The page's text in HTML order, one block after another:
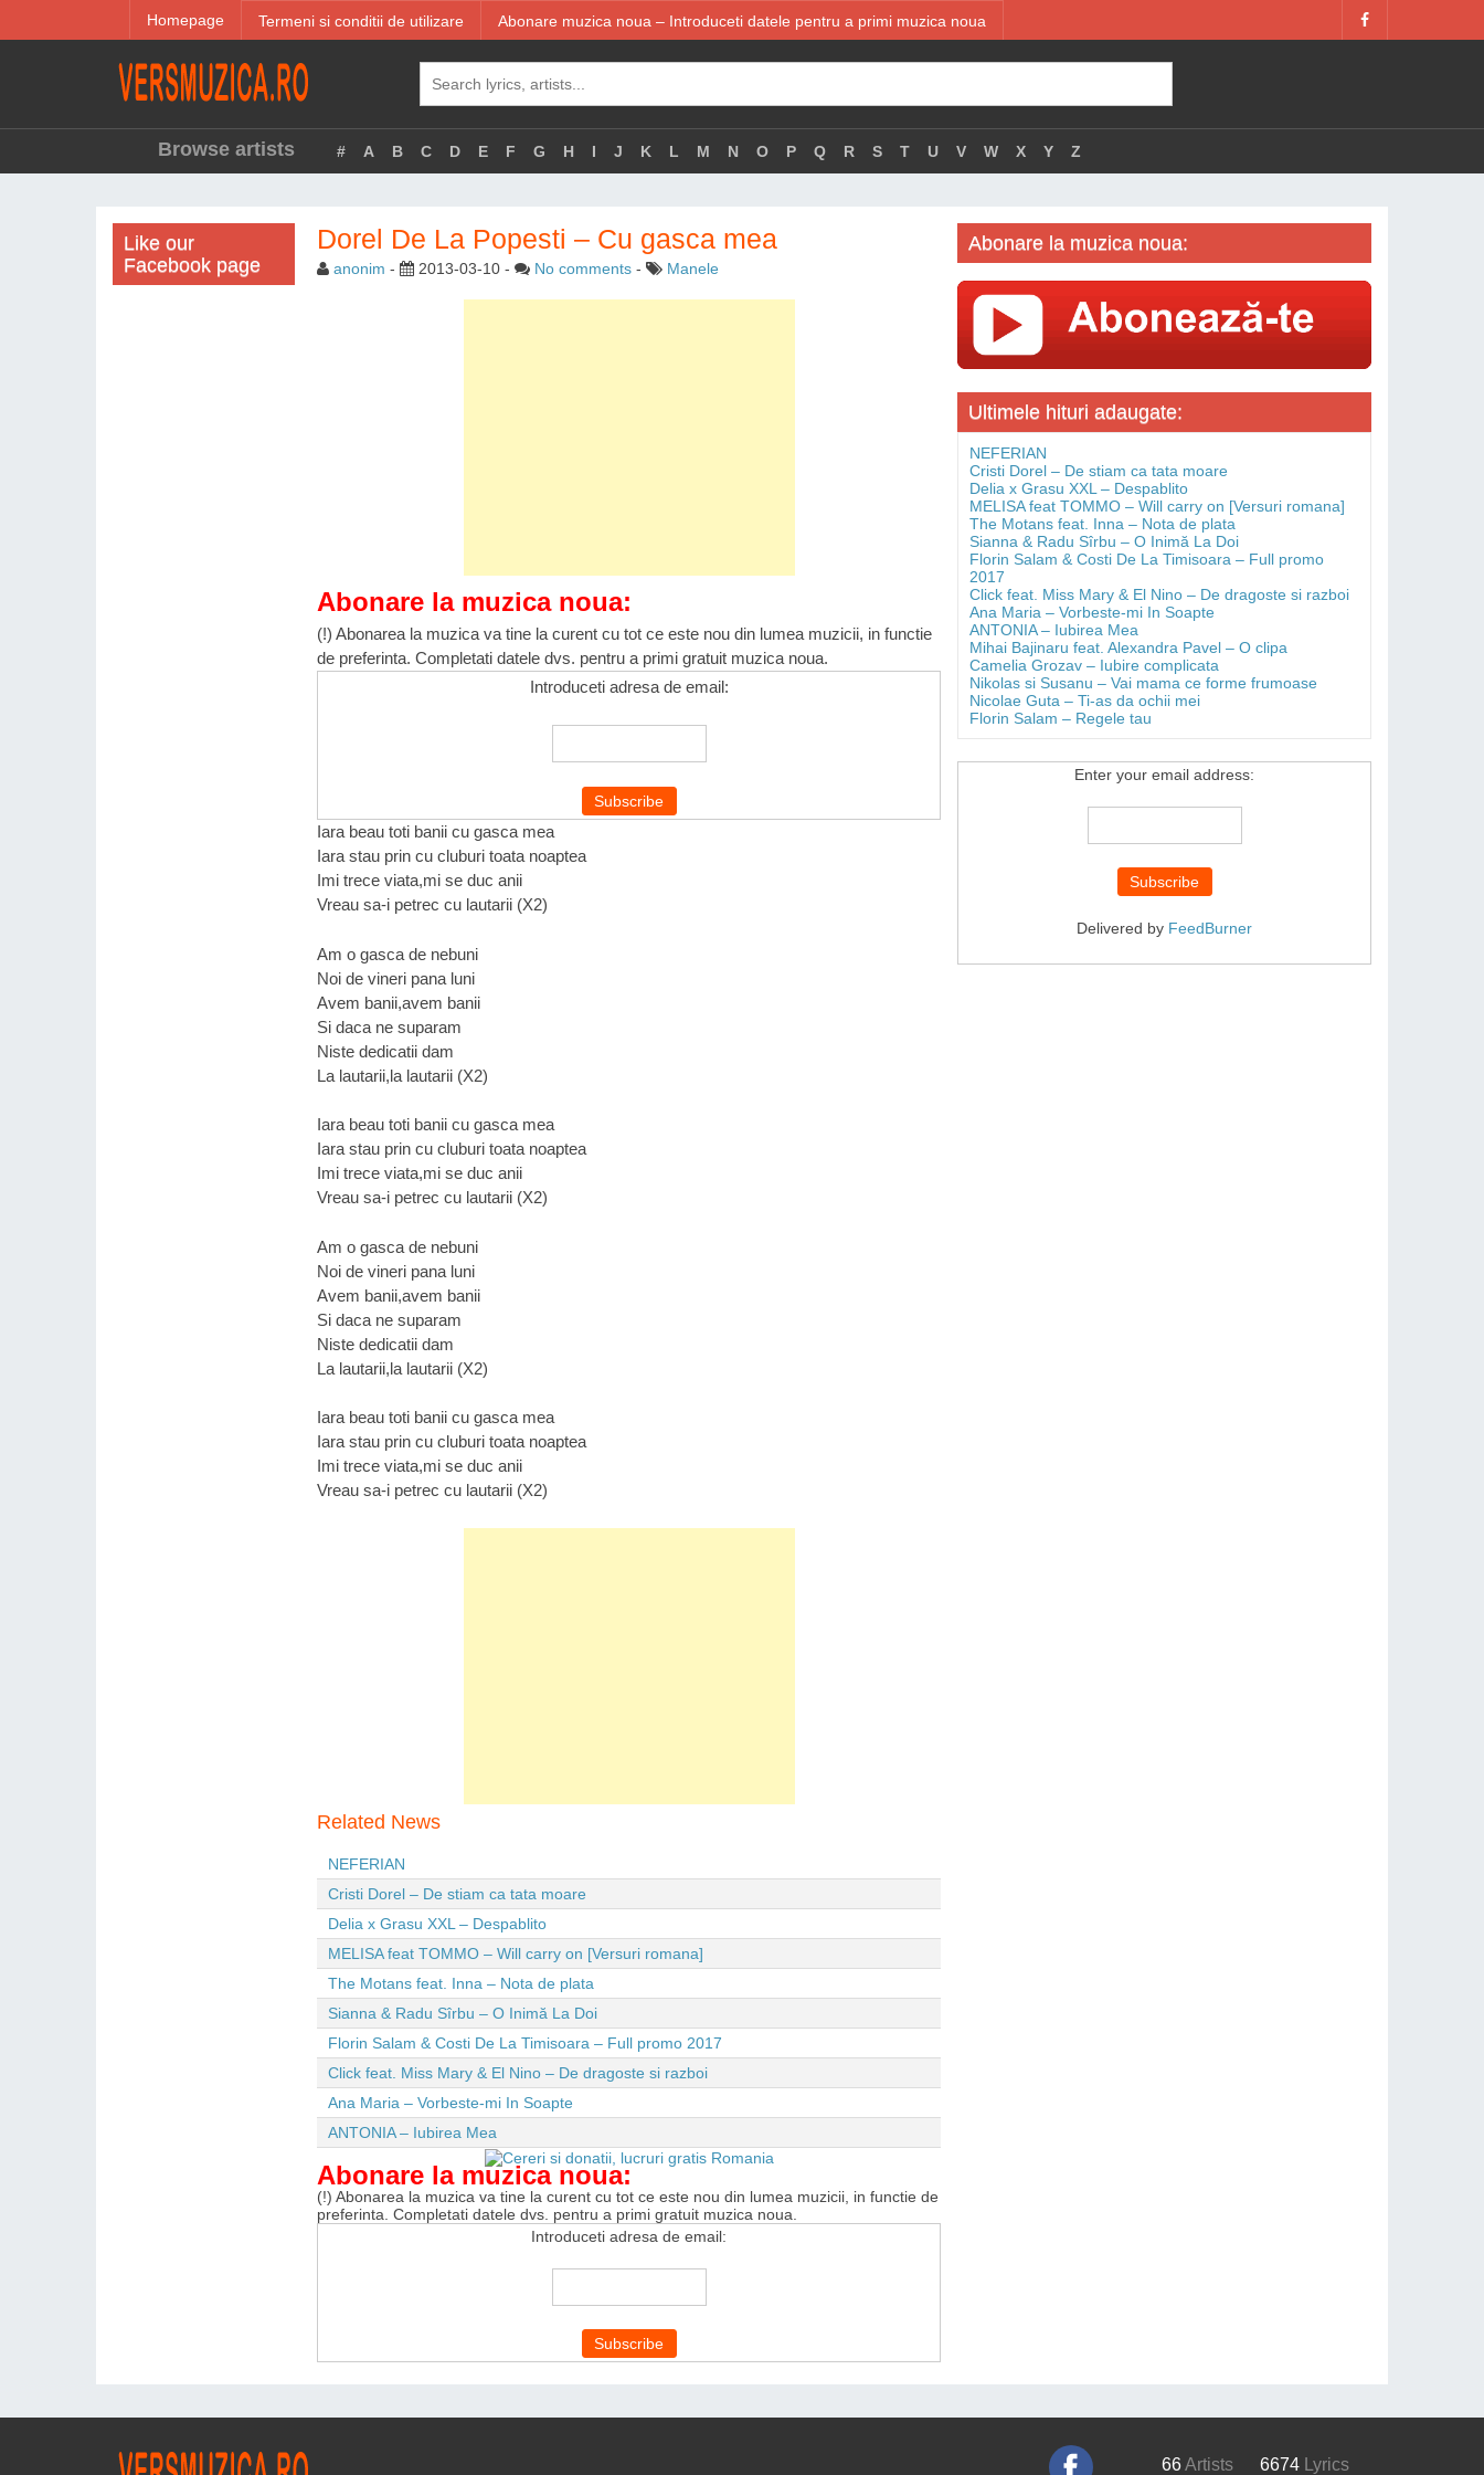
Homepage Termeni si conditii de utilizare Abonare muzica noua – Introduceti datele pentru a primi muzica noua
Browse artists # A B C D E F G H I J K L M N O P Q R S T U V W X Y Z
Like our
Facebook page
Dorel De La Popesti – Cu gasca mea
anonim - 2013-03-10 - No comments - Manele
Abonare la muzica noua:
(!) Abonarea la muzica va tine la curent cu tot ce este nou din lumea muzicii, in functie
de preferinta. Completati datele dvs. pentru a primi gratuit muzica noua.
Introduceti adresa de email:
Iara beau toti banii cu gasca mea
Iara stau prin cu cluburi toata noaptea
Imi trece viata,mi se duc anii
Vreau sa-i petrec cu lautarii (X2)
Am o gasca de nebuni
Noi de vineri pana luni
Avem banii,avem banii
Si daca ne suparam
Niste dedicatii dam
La lautarii,la lautarii (X2)
Iara beau toti banii cu gasca mea
Iara stau prin cu cluburi toata noaptea
Imi trece viata,mi se duc anii
Vreau sa-i petrec cu lautarii (X2)
Am o gasca de nebuni
Noi de vineri pana luni
Avem banii,avem banii
Si daca ne suparam
Niste dedicatii dam
La lautarii,la lautarii (X2)
Iara beau toti banii cu gasca mea
Iara stau prin cu cluburi toata noaptea
Imi trece viata,mi se duc anii
Vreau sa-i petrec cu lautarii (X2)
Related News
NEFERIAN
Cristi Dorel – De stiam ca tata moare
Delia x Grasu XXL – Despablito
MELISA feat TOMMO – Will carry on [Versuri romana]
The Motans feat. Inna – Nota de plata
Sianna & Radu Sîrbu – O Inimă La Doi
Florin Salam & Costi De La Timisoara – Full promo 2017
Click feat. Miss Mary & El Nino – De dragoste si razboi
Ana Maria – Vorbeste-mi In Soapte
ANTONIA – Iubirea Mea
Abonare la muzica noua:
(!) Abonarea la muzica va tine la curent cu tot ce este nou din lumea muzicii, in functie de
preferinta. Completati datele dvs. pentru a primi gratuit muzica noua.
Introduceti adresa de email:
Abonare la muzica noua:
Ultimele hituri adaugate:
NEFERIAN
Cristi Dorel – De stiam ca tata moare
Delia x Grasu XXL – Despablito
MELISA feat TOMMO – Will carry on [Versuri romana]
The Motans feat. Inna – Nota de plata
Sianna & Radu Sîrbu – O Inimă La Doi
Florin Salam & Costi De La Timisoara – Full promo
2017
Click feat. Miss Mary & El Nino – De dragoste si razboi
Ana Maria – Vorbeste-mi In Soapte
ANTONIA – Iubirea Mea
Mihai Bajinaru feat. Alexandra Pavel – O clipa
Camelia Grozav – Iubire complicata
Nikolas si Susanu – Vai mama ce forme frumoase
Nicolae Guta – Ti-as da ochii mei
Florin Salam – Regele tau
Enter your email address:
Delivered by FeedBurner
66Artists 6674 Lyrics